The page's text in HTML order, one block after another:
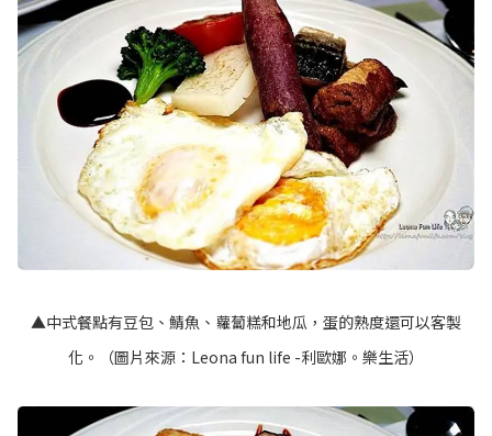
▲中式餐點有豆包、鯖魚、蘿蔔糕和地瓜，蛋的熟度還可以客製
化。（圖片來源： Leona fun life -利歐娜。樂生活）